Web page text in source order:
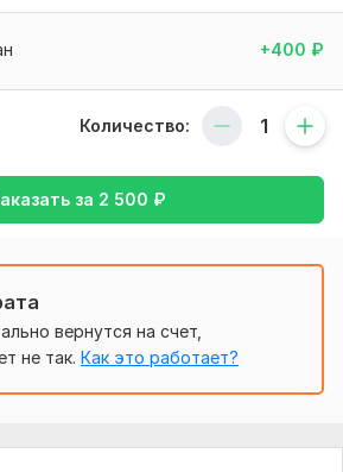
Вашего бизнеса
1
+400 ₽
Количество:
за 2 500 ₽
вернутся на счет,
не так. Как это работает?